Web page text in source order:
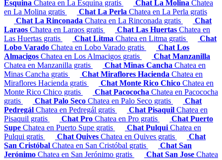
Esquina Chatea en La Esquina gratis Chat La Molina Chatea
en La Molina gratis
Chat La Perla Chatea en La Perla gratis
Chat La Rinconada Chatea en La Rinconada gratis
Chat
Laraos Chatea en Laraos gratis Chat Las Huertas Chatea en
Las Huertas gratis
Chat Litma Chatea en Litma gratis
Chat
Lobo Varado Chatea en Lobo Varado gratis
Chat Los
Almacigos Chatea en Los Almacigos gratis
Chat Manzanilla
Chatea en Manzanilla gratis
Chat Minas Cancha Chatea en
Minas Cancha gratis
Chat Miraflores Hacienda Chatea en
Miraflores Hacienda gratis
Chat Monte Rico Chico Chatea en
Monte Rico Chico gratis
Chat Pacococha Chatea en Pacococha
gratis
Chat Palo Seco Chatea en Palo Seco gratis
Chat
Pedregál Chatea en Pedregál gratis Chat Pisaquil Chatea en
Pisaquil gratis
Chat Pro Chatea en Pro gratis
Chat Puerto
Supe Chatea en Puerto Supe gratis Chat Pulqui Chatea en
Pulqui gratis
Chat Quives Chatea en Quives gratis
Chat
San Cristóbal Chatea en San Cristóbal gratis
Chat San
Jerónimo Chatea en San Jerónimo gratis Chat San Jose Chatea